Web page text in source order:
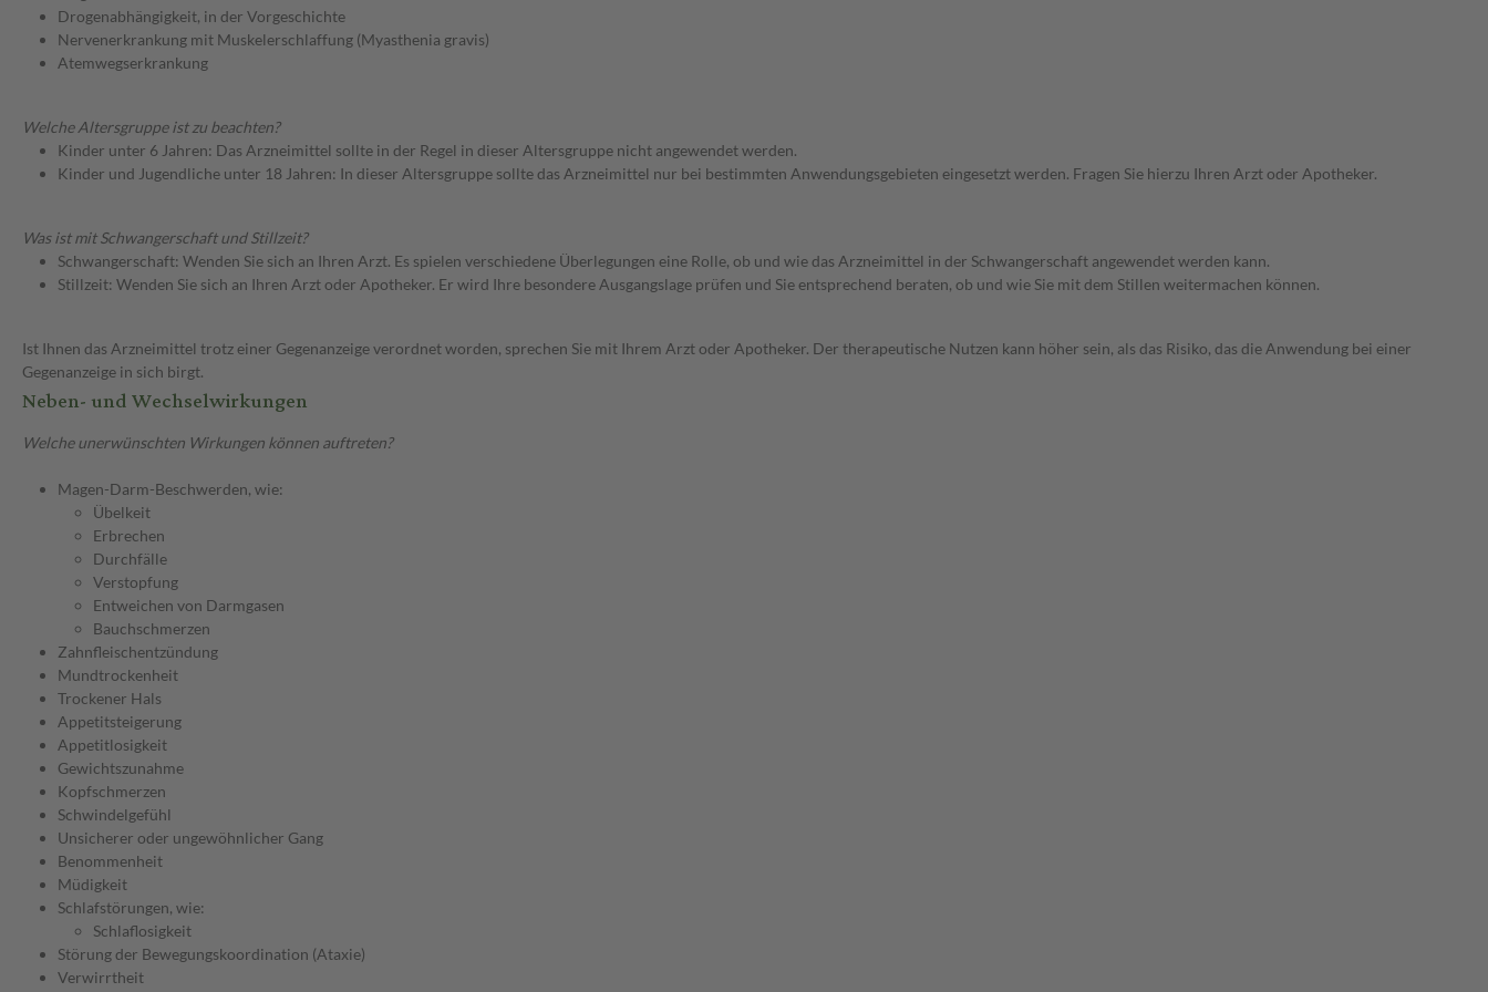
Drogenabhängigkeit, in der Vorgeschichte
Nervenerkrankung mit Muskelerschlaffung (Myasthenia gravis)
Atemwegserkrankung
Welche Altersgruppe ist zu beachten?
Kinder unter 6 Jahren: Das Arzneimittel sollte in der Regel in dieser Altersgruppe nicht angewendet werden.
Kinder und Jugendliche unter 18 Jahren: In dieser Altersgruppe sollte das Arzneimittel nur bei bestimmten Anwendungsgebieten eingesetzt werden. Fragen Sie hierzu Ihren Arzt oder Apotheker.
Was ist mit Schwangerschaft und Stillzeit?
Schwangerschaft: Wenden Sie sich an Ihren Arzt. Es spielen verschiedene Überlegungen eine Rolle, ob und wie das Arzneimittel in der Schwangerschaft angewendet werden kann.
Stillzeit: Wenden Sie sich an Ihren Arzt oder Apotheker. Er wird Ihre besondere Ausgangslage prüfen und Sie entsprechend beraten, ob und wie Sie mit dem Stillen weitermachen können.
Ist Ihnen das Arzneimittel trotz einer Gegenanzeige verordnet worden, sprechen Sie mit Ihrem Arzt oder Apotheker. Der therapeutische Nutzen kann höher sein, als das Risiko, das die Anwendung bei einer
Gegenanzeige in sich birgt.
Neben- und Wechselwirkungen
Welche unerwünschten Wirkungen können auftreten?
Magen-Darm-Beschwerden, wie:
Übelkeit
Erbrechen
Durchfälle
Verstopfung
Entweichen von Darmgasen
Bauchschmerzen
Zahnfleischentzündung
Mundtrockenheit
Trockener Hals
Appetitsteigerung
Appetitlosigkeit
Gewichtszunahme
Kopfschmerzen
Schwindelgefühl
Unsicherer oder ungewöhnlicher Gang
Benommenheit
Müdigkeit
Schlafstörungen, wie:
Schlaflosigkeit
Störung der Bewegungskoordination (Ataxie)
Verwirrtheit